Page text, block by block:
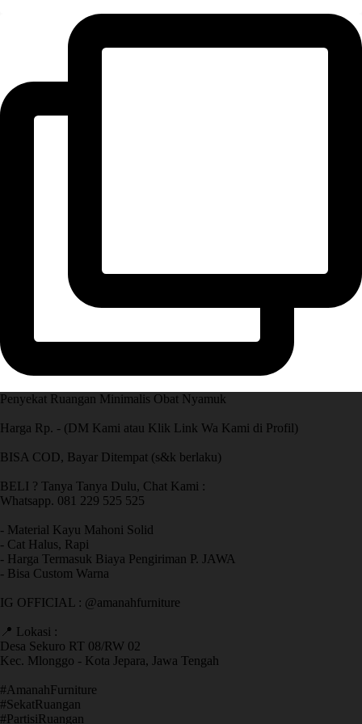
Penyekat Ruangan Minimalis Obat Nyamuk
Harga Rp. - (DM Kami atau Klik Link Wa Kami di Profil)
BISA COD, Bayar Ditempat (s&k berlaku)
BELI ? Tanya Tanya Dulu, Chat Kami :
Whatsapp. 081 229 525 525
- Material Kayu Mahoni Solid
- Cat Halus, Rapi
- Harga Termasuk Biaya Pengiriman P. JAWA
- Bisa Custom Warna
IG OFFICIAL : @amanahfurniture
📍 Lokasi :
Desa Sekuro RT 08/RW 02
Kec. Mlonggo - Kota Jepara, Jawa Tengah
​#AmanahFurniture
​#SekatRuangan
​#PartisiRuangan